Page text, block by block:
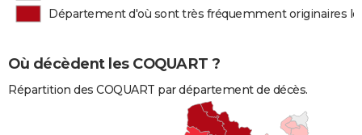
Département d'où sont très fréquemment originaires
Où décèdent les COQUART ?
Répartition des COQUART par département de décès.